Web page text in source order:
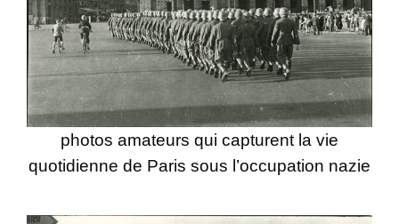
photos amateurs qui capturent la vie
quotidienne de Paris sous l’occupation nazie